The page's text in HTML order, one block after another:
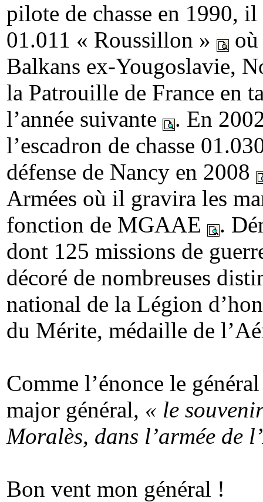
pilote de chasse en 1990, il
01.011 « Roussillon »
Balkans ex-Yougoslavie,
la Patrouille de France en
l’année suivante
. En
l’escadron de chasse
défense de Nancy en 2008
Armées où il gravira les
fonction de MGAAE
.
dont 125 missions de
décoré de nombreuses
national de la Légion
du Mérite, médaille de
Comme l’énonce le
major général, « le
Moralès, dans l’armée de
Bon vent mon général !